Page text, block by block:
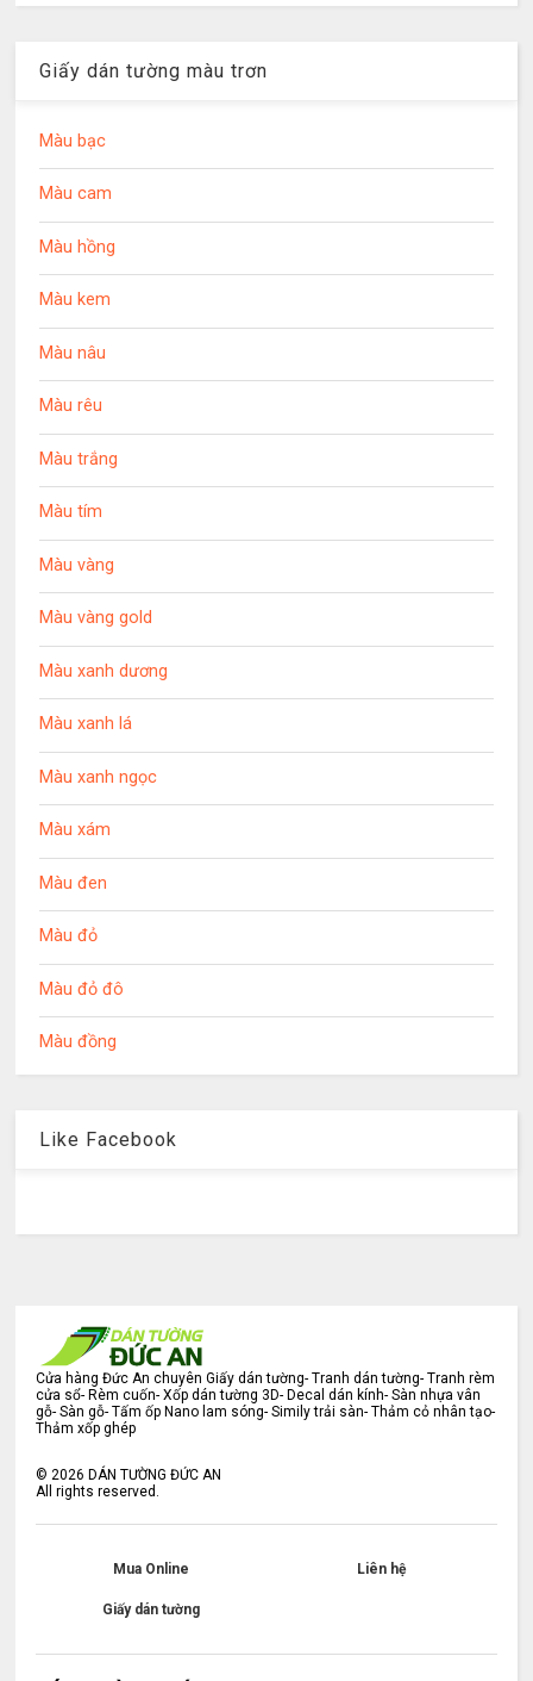
Giấy dán tường màu trơn
Màu bạc
Màu cam
Màu hồng
Màu kem
Màu nâu
Màu rêu
Màu trắng
Màu tím
Màu vàng
Màu vàng gold
Màu xanh dương
Màu xanh lá
Màu xanh ngọc
Màu xám
Màu đen
Màu đỏ
Màu đỏ đô
Màu đồng
Like Facebook
Cửa hàng Đức An chuyên Giấy dán tường- Tranh dán tường- Tranh rèm
cửa sổ- Rèm cuốn- Xốp dán tường 3D- Decal dán kính- Sàn nhựa vân
gỗ- Sàn gỗ- Tấm ốp Nano lam sóng- Simily trải sàn- Thảm cỏ nhân tạo-
Thảm xốp ghép
©2026 DÁN TƯỜNG ĐỨC AN
All rights reserved.
Mua Online Liên hệ
Giấy dán tường